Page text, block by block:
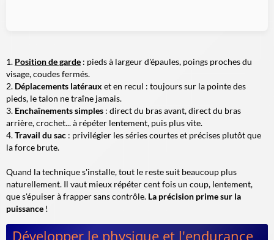
Position de garde : pieds à largeur d'épaules, poings proches du
visage, coudes fermés.
Déplacements latéraux et en recul : toujours sur la pointe des
pieds, le talon ne traîne jamais.
Enchaînements simples : direct du bras avant, direct du bras
arrière, crochet... à répéter lentement, puis plus vite.
Travail du sac : privilégier les séries courtes et précises plutôt que
la force brute.
Quand la technique s'installe, tout le reste suit beaucoup plus
naturellement. Il vaut mieux répéter cent fois un coup, lentement,
que s'épuiser à frapper sans contrôle. La précision prime sur la
puissance !
Développer le physique et l'endurance